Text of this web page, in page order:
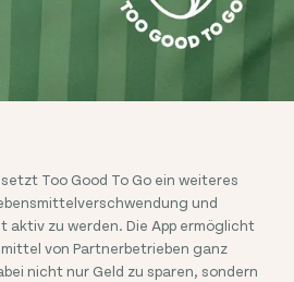
Too Good To Go ein weiteres
und
aktiv zu werden. Die App ermöglicht
von Partnerbetrieben ganz
nicht nur Geld zu sparen, sondern